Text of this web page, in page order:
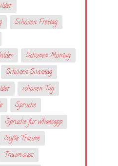
Schönen Freitag
Schönen Montag
Schönen Sonntag
schönen Tag
Sprüche
Sprüche fur whatsapp
Süße Träume
Traum suss